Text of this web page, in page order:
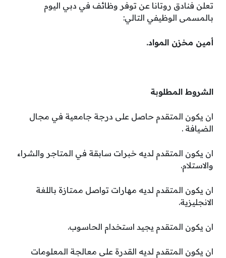
تعلن فنادق روتانا عن توفر وظائف في دبي اليوم
بالمسمى الوظيفي التالي:
أمين مخزن المواد.
الشروط المطلوبة
ان يكون المتقدم حاصل على درجة جامعية في مجال
الضيافة .
ان يكون المتقدم لديه خبرات سابقة في المتاجر والشراء
والاستلام.
ان يكون المتقدم لديه مهارات تواصل ممتازة باللغة
الانجليزية.
ان يكون المتقدم يجيد استخدام الحاسوب.
ان يكون المتقدم لديه القدرة على معالجة المعلومات